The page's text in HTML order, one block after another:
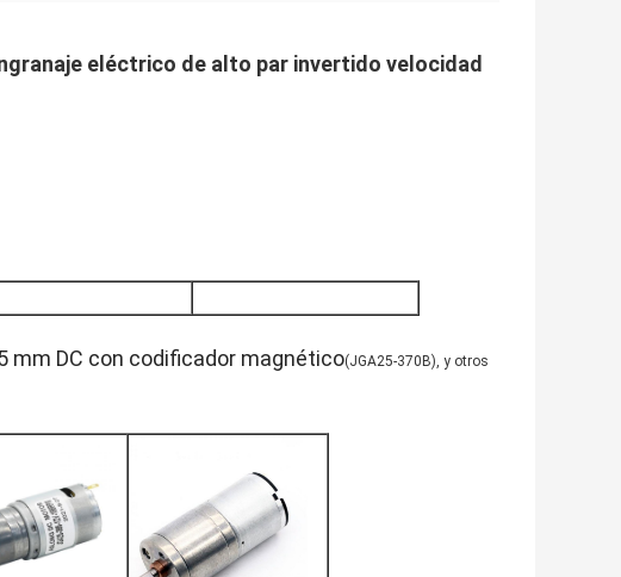
eléctrico de alto par invertido velocidad
mm DC con codificador magnético(JGA25-370B) , y otros